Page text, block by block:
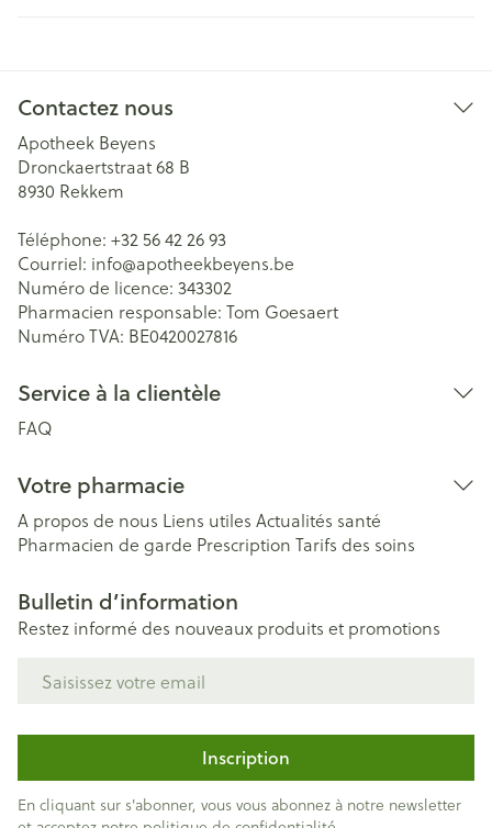
Contactez nous
Apotheek Beyens
Dronckaertstraat 68 B
8930 Rekkem
Téléphone: +32 56 42 26 93
Courriel: info@apotheekbeyens.be
Numéro de licence: 343302
Pharmacien responsable: Tom Goesaert
Numéro TVA: BE0420027816
Service à la clientèle
FAQ
Votre pharmacie
A propos de nous Liens utiles Actualités santé
Pharmacien de garde Prescription Tarifs des soins
Bulletin d’information
Restez informé des nouveaux produits et promotions
Inscription
En cliquant sur s'abonner, vous vous abonnez à notre newsletter